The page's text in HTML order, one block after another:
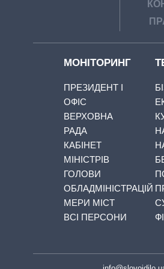
МОНІТОРИНГ
ПРЕЗИДЕНТ І
ОФІС
ВЕРХОВНА
РАДА
КАБІНЕТ
МІНІСТРІВ
ГОЛОВИ
ОБЛАДМІНІСТРАЦІЙ
МЕРИ МІСТ
ВСІ ПЕРСОНИ